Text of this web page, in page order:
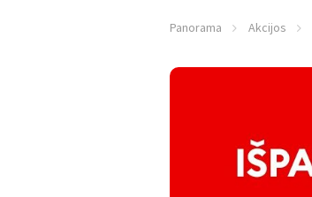
Panorama Akcijos